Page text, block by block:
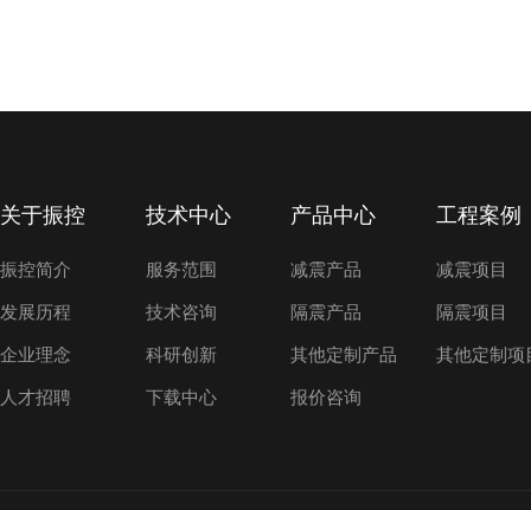
关于振控
振控简介
发展历程
企业理念
人才招聘
技术中心
服务范围
技术咨询
科研创新
下载中心
产品中心
减震产品
隔震产品
其他定制产品
报价咨询
工程案例
减震项目
隔震项目
其他定制项